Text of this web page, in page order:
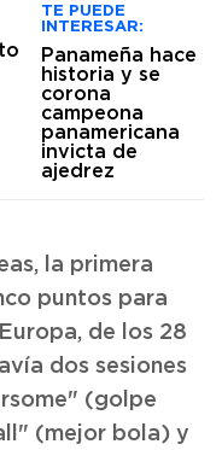
TE PUEDE
INTERESAR:
Panameña hace
historia y se
corona
campeona
panamericana
invicta de
ajedrez
la primera
puntos para
de los 28
dos sesiones
(golpe
(mejor bola) y